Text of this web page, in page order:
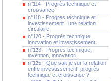
n°114 - Progrès technique et
croissance.
n°118 - Progrès technique et
investissement : une relation
circulaire.
n°120 - Progrès technique,
innovation et investissement.
n°123 - Progrès technique,
invention, innovation.
n°125 - Que sait-je sur la relation
entre investissement, progrès
technique et croissance ?